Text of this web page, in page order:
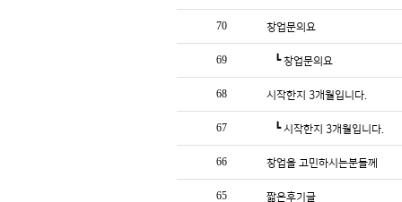
70 창업문의요
69 ┗창업문의요
68 시작한지 3개월입니다.
67 ┗시작한지 3개월입니다.
66 창업을 고민하시는분들께
65 짧은후기글